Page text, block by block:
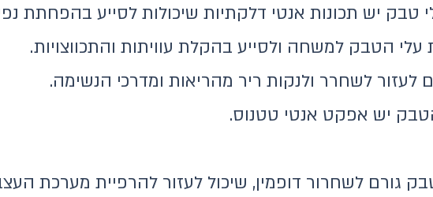
יש תכונות אנטי דלקתיות שיכולות לסייע בהפחתת
עלי הטבק למשחה ולסייע בהקלת עוויתות והתכווצויות.
לעזור לשחרר ולנקות ריר מהריאות ומדרכי הנשימה.
יש אפקט אנטי טטנוס.
גורם לשחרור דופמין, שיכול לעזור להרפיית מערכת